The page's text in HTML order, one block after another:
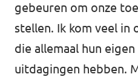
gebeuren om onze
stellen. Ik kom veel in
die allemaal hun
uitdagingen hebben.